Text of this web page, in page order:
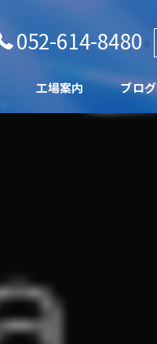
052-614-8480
工場案内 ブログ